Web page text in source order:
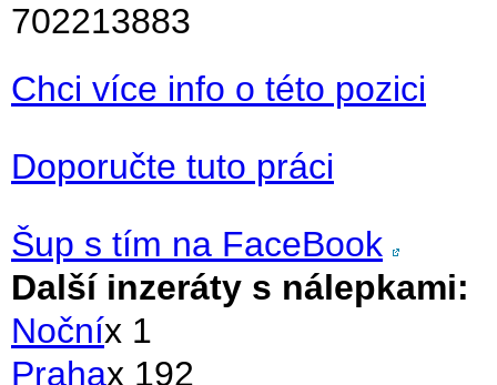
702213883
Chci více info o této pozici
Doporučte tuto práci
Šup s tím na FaceBook
Další inzeráty s nálepkami:
Nočníx 1
Prahax 192